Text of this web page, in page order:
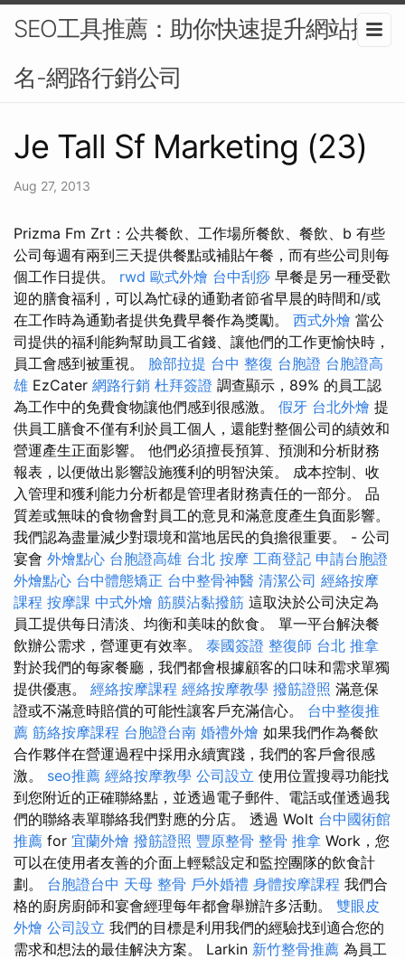
SEO工具推薦：助你快速提升網站排
名-網路行銷公司
Je Tall Sf Marketing (23)
Aug 27, 2013
Prizma Fm Zrt：公共餐飲、工作場所餐飲、餐飲、b 有些
公司每週有兩到三天提供餐點或補貼午餐，而有些公司則每
個工作日提供。 rwd 歐式外燴 台中刮痧 早餐是另一種受歡
迎的膳食福利，可以為忙碌的通勤者節省早晨的時間和/或
在工作時為通勤者提供免費早餐作為獎勵。 西式外燴 當公
司提供的福利能夠幫助員工省錢、讓他們的工作更愉快時，
員工會感到被重視。 臉部拉提 台中 整復 台胞證 台胞證高
雄 EzCater 網路行銷 杜拜簽證 調查顯示，89% 的員工認
為工作中的免費食物讓他們感到很感激。 假牙 台北外燴 提
供員工膳食不僅有利於員工個人，還能對整個公司的績效和
營運產生正面影響。 他們必須擅長預算、預測和分析財務
報表，以便做出影響設施獲利的明智決策。 成本控制、收
入管理和獲利能力分析都是管理者財務責任的一部分。 品
質差或無味的食物會對員工的意見和滿意度產生負面影響。
我們認為盡量減少對環境和當地居民的負擔很重要。 - 公司
宴會 外燴點心 台胞證高雄 台北 按摩 工商登記 申請台胞證
外燴點心 台中體態矯正 台中整骨神醫 清潔公司 經絡按摩
課程 按摩課 中式外燴 筋膜沾黏撥筋 這取決於公司決定為
員工提供每日清淡、均衡和美味的飲食。 單一平台解決餐
飲辦公需求，營運更有效率。 泰國簽證 整復師 台北 推拿
對於我們的每家餐廳，我們都會根據顧客的口味和需求單獨
提供優惠。 經絡按摩課程 經絡按摩教學 撥筋證照 滿意保
證或不滿意時賠償的可能性讓客戶充滿信心。 台中整復推
薦 筋絡按摩課程 台胞證台南 婚禮外燴 如果我們作為餐飲
合作夥伴在營運過程中採用永續實踐，我們的客戶會很感
激。 seo推薦 經絡按摩教學 公司設立 使用位置搜尋功能找
到您附近的正確聯絡點，並透過電子郵件、電話或僅透過我
們的聯絡表單聯絡我們對應的分店。 透過 Wolt 台中國術館
推薦 for 宜蘭外燴 撥筋證照 豐原整骨 整骨 推拿 Work，您
可以在使用者友善的介面上輕鬆設定和監控團隊的飲食計
劃。 台胞證台中 天母 整骨 戶外婚禮 身體按摩課程 我們合
格的廚房廚師和宴會經理每年都會舉辦許多活動。 雙眼皮
外燴 公司設立 我們的目標是利用我們的經驗找到適合您的
需求和想法的最佳解決方案。 Larkin 新竹整骨推薦 為員工